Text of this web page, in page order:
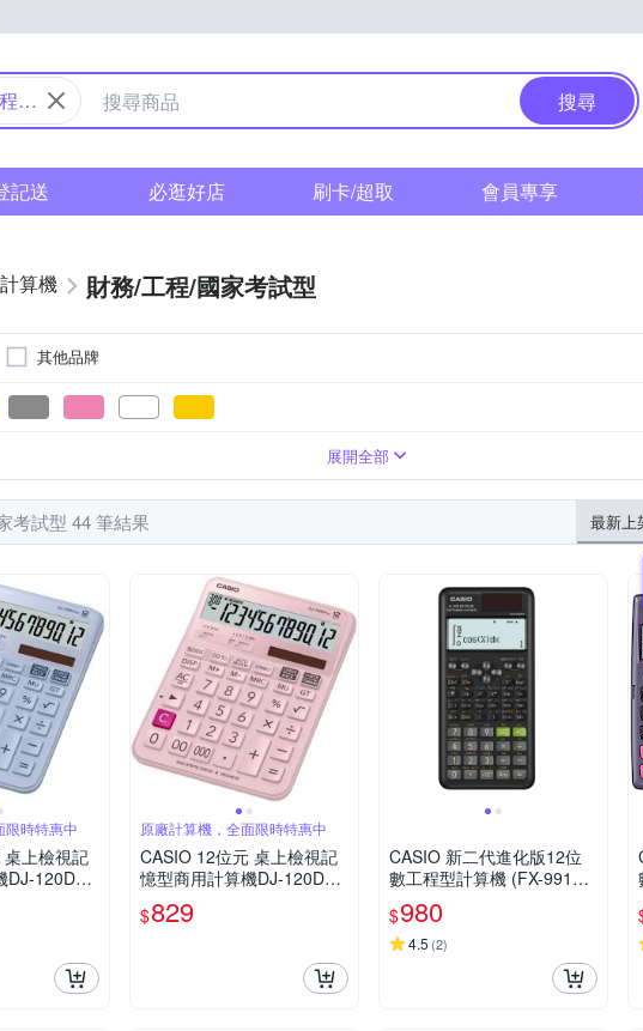
心
/
搜尋
記送 必逛好店 刷卡/超取 會員專享
計算機 財務/工程/國家考試型
其他品牌
展開全部
考試型 44 筆結果 最新上
限時特惠中
上檢視記
DJ-120DPL
原廠計算機，全面限時特惠中
CASIO 12位元 桌上檢視記
憶型商用計算機DJ-120DPL
US-PK(粉色)
$829
CASIO 新二代進化版12位
數工程型計算機 (FX-991ES
PLUS-2)
$980
4.5 (2)